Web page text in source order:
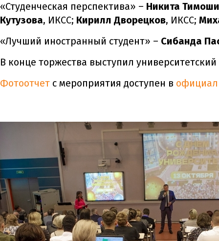
«Студенческая перспектива» – Никита
Кутузова, ИКСС; Кирилл Дворецков, ИКСС;
«Лучший иностранный студент» – Сибанда
В конце торжества выступил
Фотоотчет с мероприятия доступен в